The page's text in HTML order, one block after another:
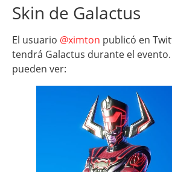
Skin de Galactus
El usuario @ximton publicó en
tendrá Galactus durante el
pueden ver: